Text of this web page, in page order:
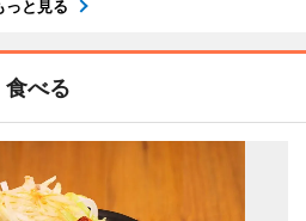
っと見る
食べる